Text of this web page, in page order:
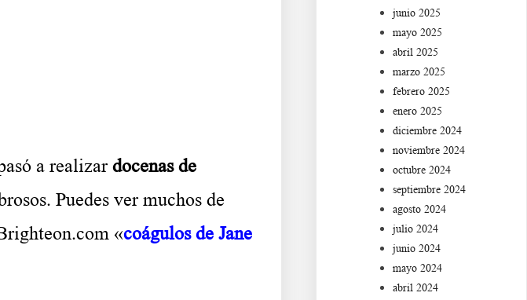
a realizar docenas de
Puedes ver muchos de
«coágulos de Jane
junio 2025
mayo 2025
abril 2025
marzo 2025
febrero 2025
enero 2025
diciembre 2024
noviembre 2024
octubre 2024
septiembre 2024
agosto 2024
julio 2024
junio 2024
mayo 2024
abril 2024